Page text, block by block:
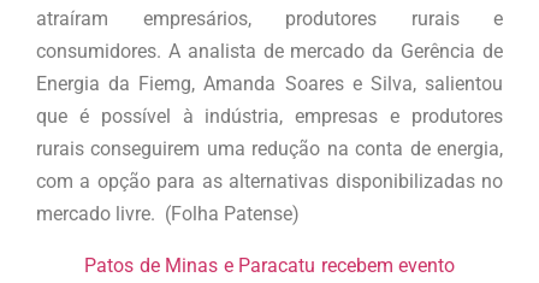
atraíram empresários, produtores rurais e
consumidores. A analista de mercado da Gerência de
Energia da Fiemg, Amanda Soares e Silva, salientou
que é possível à indústria, empresas e produtores
rurais conseguirem uma redução na conta de energia,
com a opção para as alternativas disponibilizadas no
mercado livre. (Folha Patense)
Patos de Minas e Paracatu recebem evento